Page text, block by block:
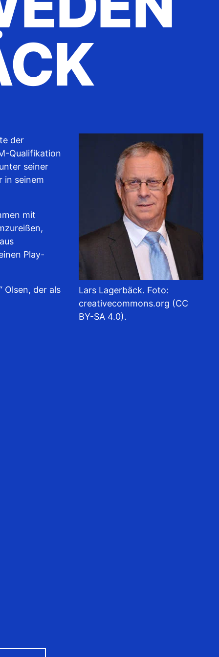
Lars Lagerbäck. Foto:
creativecommons.org (CC
BY-SA 4.0).
der
Qualifikation
seiner
in seinem
mit
Play-
Olsen, der als